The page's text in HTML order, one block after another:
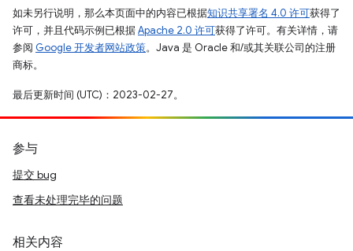
如未另行说明，那么本页面中的内容已根据知识共享署名 4.0 许可获得了
许可，并且代码示例已根据Apache 2.0 许可获得了许可。有关详情，请
参阅 Google 开发者网站政策。Java 是 Oracle 和/或其关联公司的注册
商标。
最后更新时间 (UTC)：2023-02-27。
参与
提交 bug
查看未处理完毕的问题
相关内容